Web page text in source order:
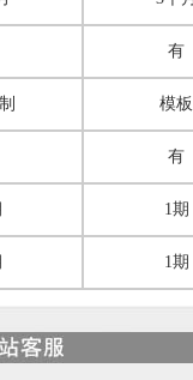
有
模板
有
1期
1期